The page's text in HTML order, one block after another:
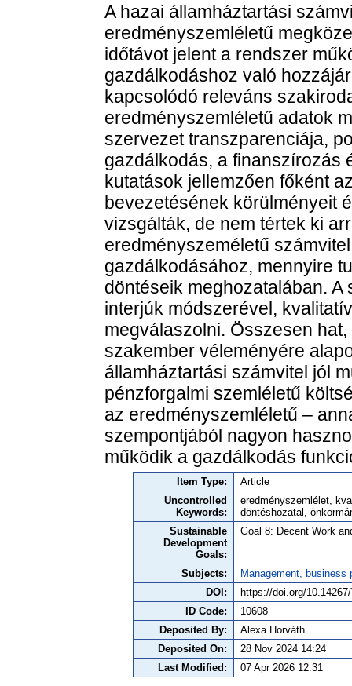
A hazai államháztartási
eredményszemléletű
időtávot jelent a rendszer
gazdálkodáshoz való
kapcsolódó releváns
eredményszemléletű adatok
szervezet transzparenciája,
gazdálkodás, a finanszírozás
kutatások jellemzően főként
bevezetésének körülményeit
vizsgálták, de nem tértek ki
eredményszeméletű
gazdálkodásához, mennyire
döntéseik meghozatalában.
interjúk módszerével,
megválaszolni. Összesen
szakember véleményére
államháztartási számvitel jól
pénzforgalmi szemléletű
az eredményszemléletű –
szempontjából nagyon
működik a gazdálkodás
Item Type:
Article
Uncontrolled
Keywords:
eredményszemlélet,
döntéshozatal,
Sustainable
Development
Goals:
Goal 8: Decent Work
Subjects:
Management,
DOI:
https://doi.org/
ID Code:
10608
Deposited By:
Alexa Horváth
Deposited On:
28 Nov 2024 14:24
Last Modified:
07 Apr 2026 12:31